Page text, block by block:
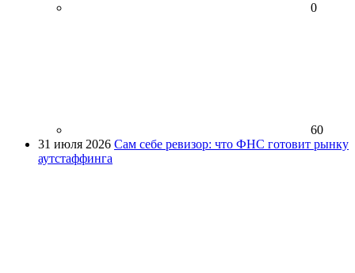
0
60
31 июля 2026 Сам себе ревизор: что ФНС готовит рынку
аутстаффинга